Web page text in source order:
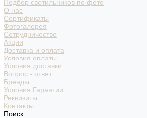
Подбор светильников по фото
О нас
Сертификаты
Фотогалерея
Сотрудничество
Акции
Доставка и оплата
Условия оплаты
Условия доставки
Вопрос - ответ
Бренды
Условия Гарантии
Реквизиты
Контакты
Поиск